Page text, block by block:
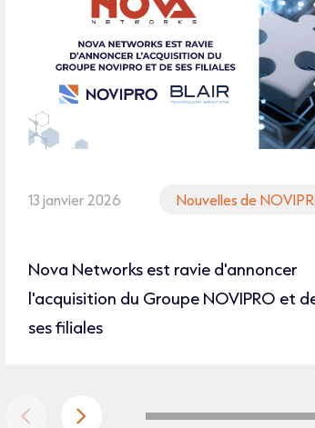
13 janvier 2026 Nouvelles de
Nova Networks est ravie d'annoncer
l'acquisition du Groupe NOVIPRO et
ses filiales